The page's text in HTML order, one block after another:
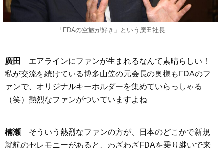
「FDAの空旅が好き」という廣田社長
廣田
エアラインにファンが生まれるなんて素晴らしい！
私が交流を続けている博多山笠の元会長の奥様もFDAのフ
ァンで、オリジナルキーホルダーを集めていらっしゃる
（笑）熱烈なファンがついていますよね
楠瀬 そういう熱烈なファンの方が、日本のどこかで新規
就航のセレモニーがあると、わざわざFDAを乗り継いで来